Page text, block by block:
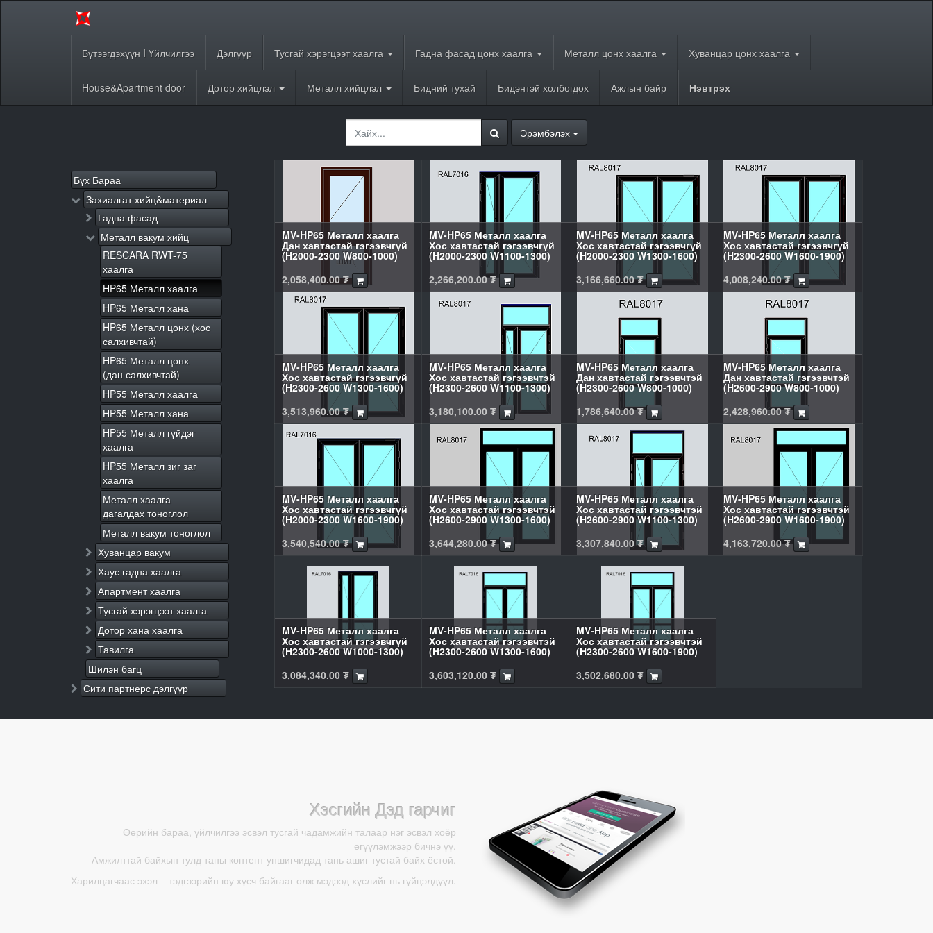
Бүтээгдэхүүн I Үйлчилгээ Дэлгүүр Тусгай хэрэгцээт хаалга Гадна фасад цонх хаалга Металл цонх хаалга Хуванцар цонх хаалга
House&Apartment door Дотор хийцлэл Металл хийцлэл Бидний тухай Бидэнтэй холбогдох Ажлын байр Нэвтрэх
Эрэмбэлэх
Бүх Бараа
Захиалгат хийц&материал
Гадна фасад
Металл вакум хийц
RESCARA RWT-75
хаалга
HP65 Металл хаалга
HP65 Металл хана
HP65 Металл цонх (хос
салхивчтай)
HP65 Металл цонх
(дан салхивчтай)
HP55 Металл хаалга
HP55 Металл хана
HP55 Металл гүйдэг
хаалга
HP55 Металл зиг заг
хаалга
Металл хаалга
дагалдах тоноглол
Металл вакум тоноглол
Хуванцар вакум
Хаус гадна хаалга
Апартмент хаалга
Тусгай хэрэгцээт хаалга
Дотор хана хаалга
Тавилга
Шилэн багц
Сити партнерс дэлгүүр
MV-HP65 Металл хаалга
Дан хавтастай гэгээвчгүй
(H2000-2300 W800-1000)
2,058,400.00₮
MV-HP65 Металл хаалга
Хос хавтастай гэгээвчгүй
(H2000-2300 W1100-1300)
2,266,200.00₮
MV-HP65 Металл хаалга
Хос хавтастай гэгээвчгүй
(H2000-2300 W1300-1600)
3,166,660.00₮
MV-HP65 Металл хаалга
Хос хавтастай гэгээвчгүй
(H2300-2600 W1600-1900)
4,008,240.00₮
MV-HP65 Металл хаалга
Хос хавтастай гэгээвчгүй
(H2300-2600 W1300-1600)
3,513,960.00₮
MV-HP65 Металл хаалга
Хос хавтастай гэгээвчтэй
(H2300-2600 W1100-1300)
3,180,100.00₮
MV-HP65 Металл хаалга
Дан хавтастай гэгээвчтэй
(H2300-2600 W800-1000)
1,786,640.00₮
MV-HP65 Металл хаалга
Дан хавтастай гэгээвчтэй
(H2600-2900 W800-1000)
2,428,960.00₮
MV-HP65 Металл хаалга
Хос хавтастай гэгээвчгүй
(H2000-2300 W1600-1900)
3,540,540.00₮
MV-HP65 Металл хаалга
Хос хавтастай гэгээвчтэй
(H2600-2900 W1300-1600)
3,644,280.00₮
MV-HP65 Металл хаалга
Хос хавтастай гэгээвчтэй
(H2600-2900 W1100-1300)
3,307,840.00₮
MV-HP65 Металл хаалга
Хос хавтастай гэгээвчтэй
(H2600-2900 W1600-1900)
4,163,720.00₮
MV-HP65 Металл хаалга
Хос хавтастай гэгээвчгүй
(H2300-2600 W1000-1300)
3,084,340.00₮
MV-HP65 Металл хаалга
Хос хавтастай гэгээвчтэй
(H2300-2600 W1300-1600)
3,603,120.00₮
MV-HP65 Металл хаалга
Хос хавтастай гэгээвчтэй
(H2300-2600 W1600-1900)
3,502,680.00₮
Хэсгийн Дэд гарчиг
Өөрийн бараа, үйлчилгээ эсвэл тусгай чадамжийн талаар нэг эсвэл хоёр
өгүүлэмжээр бичнэ үү.
Амжилттай байхын тулд таны контент уншигчидад тань ашиг тустай байх ёстой.
Харилцагчаас эхэл – тэдгээрийн юу хүсч байгааг олж мэдээд хүслийг нь гүйцэлдүүл.